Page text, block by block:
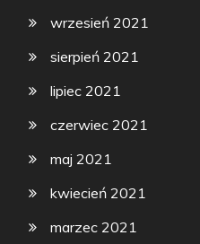
wrzesień 2021
sierpień 2021
lipiec 2021
czerwiec 2021
maj 2021
kwiecień 2021
marzec 2021